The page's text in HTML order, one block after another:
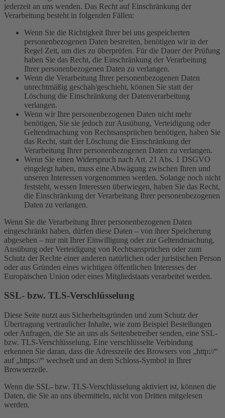
jederzeit an uns wenden. Das Recht auf Einschränkung der
Verarbeitung besteht in folgenden Fällen:
Wenn Sie die Richtigkeit Ihrer bei uns gespeicherten
personenbezogenen Daten bestreiten, benötigen wir in der
Regel Zeit, um dies zu überprüfen. Für die Dauer der Prüfung
haben Sie das Recht, die Einschränkung der Verarbeitung
Ihrer personenbezogenen Daten zu verlangen.
Wenn die Verarbeitung Ihrer personenbezogenen Daten
unrechtmäßig geschah/geschieht, können Sie statt der
Löschung die Einschränkung der Datenverarbeitung
verlangen.
Wenn wir Ihre personenbezogenen Daten nicht mehr
benötigen, Sie sie jedoch zur Ausübung, Verteidigung oder
Geltendmachung von Rechtsansprüchen benötigen, haben Sie
das Recht, statt der Löschung die Einschränkung der
Verarbeitung Ihrer personenbezogenen Daten zu verlangen.
Wenn Sie einen Widerspruch nach Art. 21 Abs. 1 DSGVO
eingelegt haben, muss eine Abwägung zwischen Ihren und
unseren Interessen vorgenommen werden. Solange noch nicht
feststeht, wessen Interessen überwiegen, haben Sie das Recht,
die Einschränkung der Verarbeitung Ihrer personenbezogenen
Daten zu verlangen.
Wenn Sie die Verarbeitung Ihrer personenbezogenen Daten
eingeschränkt haben, dürfen diese Daten – von ihrer Speicherung
abgesehen – nur mit Ihrer Einwilligung oder zur Geltendmachung,
Ausübung oder Verteidigung von Rechtsansprüchen oder zum
Schutz der Rechte einer anderen natürlichen oder juristischen Person
oder aus Gründen eines wichtigen öffentlichen Interesses der
Europäischen Union oder eines Mitgliedstaats verarbeitet werden.
SSL- bzw. TLS-Verschlüsselung
Diese Seite nutzt aus Sicherheitsgründen und zum Schutz der
Übertragung vertraulicher Inhalte, wie zum Beispiel Bestellungen
oder Anfragen, die Sie an uns als Seitenbetreiber senden, eine SSL-
bzw. TLS-Verschlüsselung. Eine verschlüsselte Verbindung
erkennen Sie daran, dass die Adresszeile des Browsers von „http://“
auf „https://“ wechselt und an dem Schloss-Symbol in Ihrer
Browserzeile.
Wenn die SSL- bzw. TLS-Verschlüsselung aktiviert ist, können die
Daten, die Sie an uns übermitteln, nicht von Dritten mitgelesen
werden.